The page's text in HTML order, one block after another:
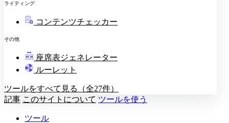
ライティング
コンテンツチェッカー
その他
教壇
座席表ジェネレーター
ルーレット
ツールをすべて見る（全27件）
記事 このサイトについて ツールを使う
ツール